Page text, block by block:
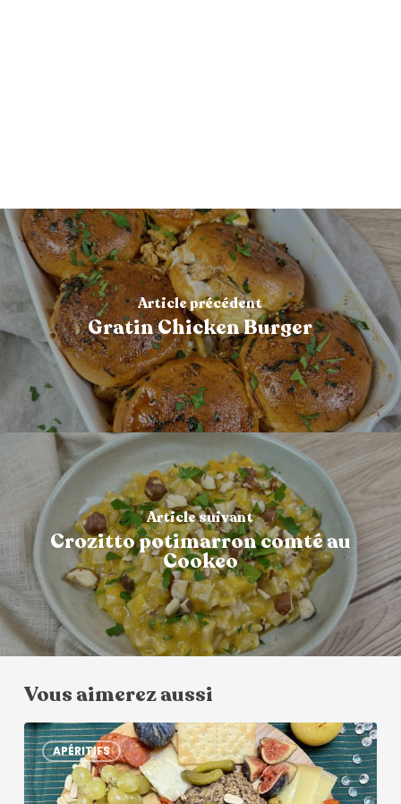
Article précédent
Gratin Chicken Burger
Article suivant
Crozitto potimarron comté au
Cookeo
Vous aimerez aussi
APÉRITIFS